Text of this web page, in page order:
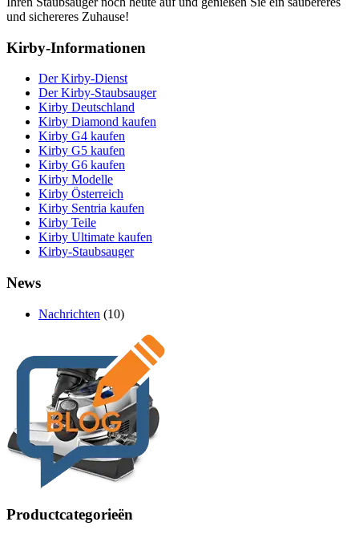
und sichereres Zuhause!
Kirby-Informationen
Der Kirby-Dienst
Der Kirby-Staubsauger
Kirby Deutschland
Kirby Diamond kaufen
Kirby G4 kaufen
Kirby G5 kaufen
Kirby G6 kaufen
Kirby Modelle
Kirby Österreich
Kirby Sentria kaufen
Kirby Teile
Kirby Ultimate kaufen
Kirby-Staubsauger
News
Nachrichten (10)
Productcategorieën